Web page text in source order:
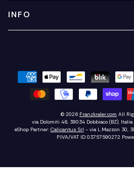
INFO
© 2026 Franzkraler.com All
via Dolomiti 46, 39034 Dobbiaco (BZ),
eShop Partner: Calicantus Srl - via L.Mazzon 30,
P.IVA/VAT ID 03757590272